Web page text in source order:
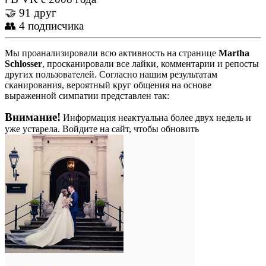
🤝 91 друг
👥 4 подписчика
Мы проанализировали всю активность на странице Martha
Schlosser, просканировали все лайки, комментарии и репосты
других пользователей. Согласно нашим результатам
сканирования, вероятный круг общения на основе
выраженной симпатии представлен так:
Внимание! Информация неактуальна более двух недель и
уже устарела. Войдите на сайт, чтобы обновить